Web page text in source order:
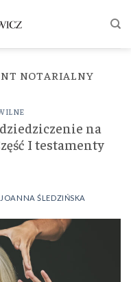
NOTARIALNY
na
I testamenty
JOANNA ŚLEDZIŃSKA